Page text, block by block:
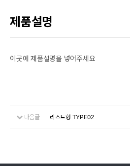
제품설명
이곳에 제품설명을 넣어주세요
다음글 리스트형 TYPE02